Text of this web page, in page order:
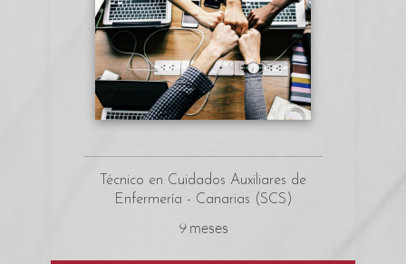
Técnico en Cuidados Auxiliares de
Enfermería - Canarias (SCS)
9 meses